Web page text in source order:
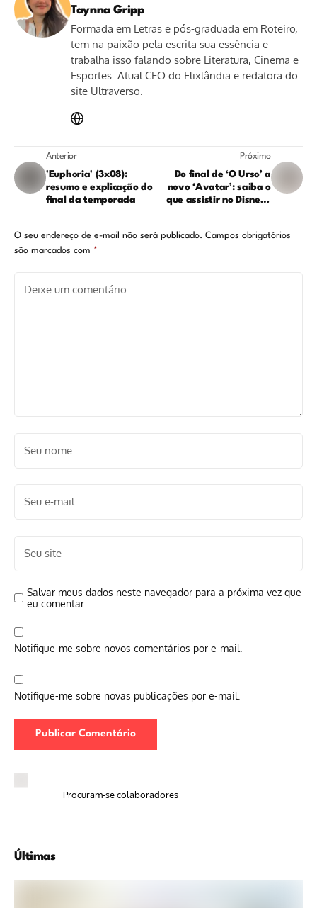
Taynna Gripp
Formada em Letras e pós-graduada em Roteiro,
tem na paixão pela escrita sua essência e
trabalha isso falando sobre Literatura, Cinema e
Esportes. Atual CEO do Flixlândia e redatora do
site Ultraverso.
Anterior
'Euphoria' (3x08):
resumo e explicação do
final da temporada
Próximo
Do final de ‘O Urso’ a
novo ‘Avatar’: saiba o
que assistir no Disney+
O seu endereço de e-mail não será publicado. Campos obrigatórios
são marcados com *
Salvar meus dados neste navegador para a próxima vez que
eu comentar.
Notifique-me sobre novos comentários por e-mail.
Notifique-me sobre novas publicações por e-mail.
Procuram-se colaboradores
Últimas